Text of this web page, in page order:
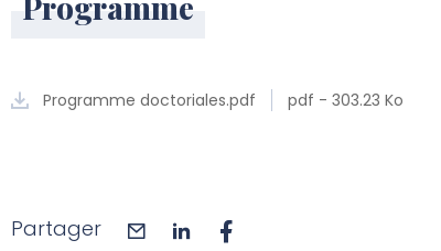
Programme doctoriales.pdf pdf - 303.23 Ko
Partager maillinkedin